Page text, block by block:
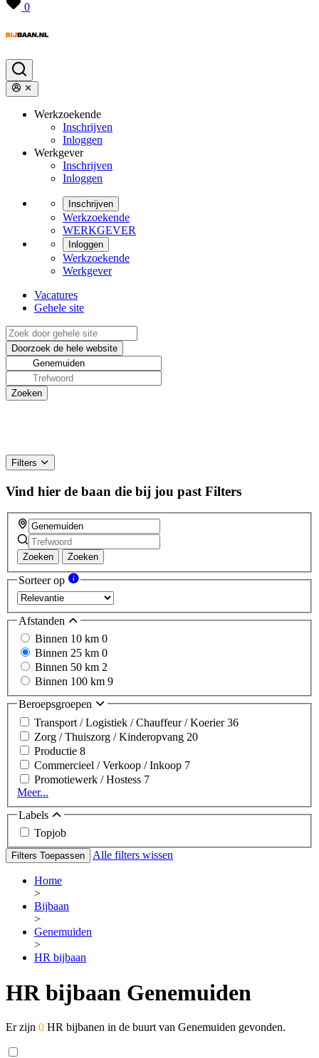
0
Werkzoekende
Inschrijven
Inloggen
Werkgever
Inschrijven
Inloggen
Inschrijven
Werkzoekende
WERKGEVER
Inloggen
Werkzoekende
Werkgever
Vacatures
Gehele site
Filters
Vind hier de baan die bij jou past Filters
Zoeken Zoeken
Sorteer op
Afstanden
Binnen 10 km 0
Binnen 25 km 0
Binnen 50 km 2
Binnen 100 km 9
Beroepsgroepen
Transport / Logistiek / Chauffeur / Koerier36
Zorg / Thuiszorg / Kinderopvang 20
Productie 8
Commercieel / Verkoop / Inkoop 7
Promotiewerk / Hostess 7
Meer...
Labels
Topjob
Filters Toepassen Alle filters wissen
Home
>
Bijbaan
>
Genemuiden
>
HR bijbaan
HR bijbaan Genemuiden
Er zijn 0 HR bijbanen in de buurt van Genemuiden gevonden.